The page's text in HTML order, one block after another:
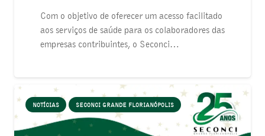
Com o objetivo de oferecer um acesso facilitado
aos serviços de saúde para os colaboradores das
empresas contribuintes, o Seconci…
NOTÍCIAS SECONCI GRANDE FLORIANÓPOLIS